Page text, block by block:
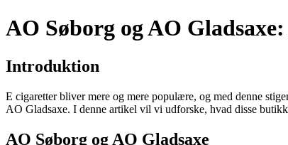
AO Søborg og AO
Introduktion
E cigaretter bliver mere og mere populære, og med denne
AO Gladsaxe. I denne artikel vil vi udforske, hvad disse
AO Søborg og AO Gladsaxe